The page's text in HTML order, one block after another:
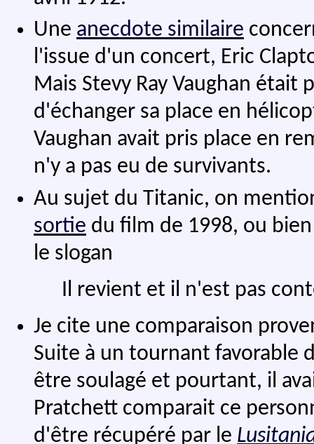
Une anecdote similaire
l'issue d'un concert, Eric
Mais Stevy Ray Vaughan était
d'échanger sa place en
Vaughan avait pris place en
n'y a pas eu de survivants.
Au sujet du Titanic, on
sortie du film de 1998, ou
le slogan
Il revient et il n'est pas
Je cite une comparaison
Suite à un tournant favorable
être soulagé et pourtant, il
Pratchett comparait ce
d'être récupéré par le